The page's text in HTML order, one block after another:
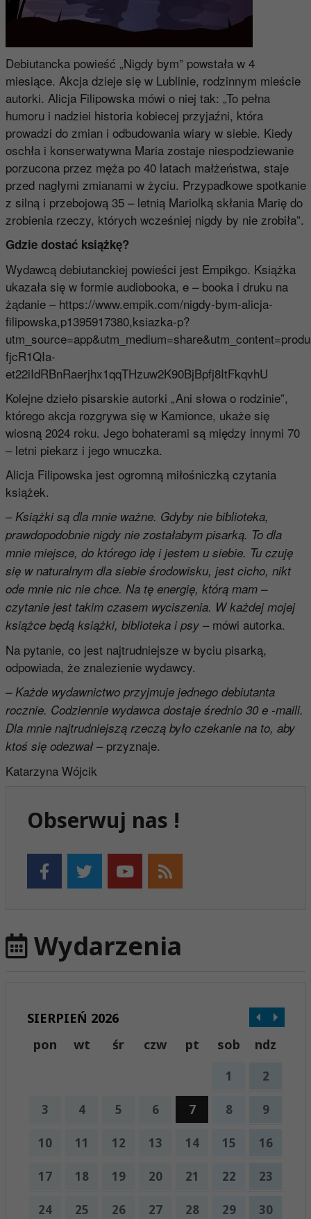
Debiutancka powieść „Nigdy bym” powstała w 4
miesiące. Akcja dzieje się w Lublinie, rodzinnym mieście
autorki. Alicja Filipowska mówi o niej tak: „To pełna
humoru i nadziei historia kobiecej przyjaźni, która
prowadzi do zmian i odbudowania wiary w siebie. Kiedy
oschła i konserwatywna Maria zostaje niespodziewanie
porzucona przez męża po 40 latach małżeństwa, staje
przed nagłymi zmianami w życiu. Przypadkowe spotkanie
z silną i przebojową 35 – letnią Mariolką skłania Marię do
zrobienia rzeczy, których wcześniej nigdy by nie zrobiła”.
Gdzie dostać książkę?
Wydawcą debiutanckiej powieści jest Empikgo. Książka
ukazała się w formie audiobooka, e – booka i druku na
żądanie – https://www.empik.com/nigdy-bym-alicja-
filipowska,p1395917380,ksiazka-p?
fjcR1QIa-
et22iIdRBnRaerjhx1qqTHzuw2K90BjBpfj8ItFkqvhU
Kolejne dzieło pisarskie autorki „Ani słowa o rodzinie”,
którego akcja rozgrywa się w Kamionce, ukaże się
wiosną 2024 roku. Jego bohaterami są między innymi 70
– letni piekarz i jego wnuczka.
Alicja Filipowska jest ogromną miłośniczką czytania
książek.
–Książki są dla mnie ważne. Gdyby nie biblioteka,
prawdopodobnie nigdy nie zostałabym pisarką. To dla
mnie miejsce, do którego idę i jestem u siebie. Tu czuję
się w naturalnym dla siebie środowisku, jest cicho, nikt
ode mnie nic nie chce. Na tę energię, którą mam –
czytanie jest takim czasem wyciszenia. W każdej mojej
książce będą książki, biblioteka i psy– mówi autorka.
Na pytanie, co jest najtrudniejsze w byciu pisarką,
odpowiada, że znalezienie wydawcy.
– Każde wydawnictwo przyjmuje jednego debiutanta
rocznie. Codziennie wydawca dostaje średnio 30 e -maili.
Dla mnie najtrudniejszą rzeczą było czekanie na to, aby
ktoś się odezwał– przyznaje.
Katarzyna Wójcik
Obserwuj nas !
Wydarzenia
SIERPIEŃ 2026
pon
wt śr czw pt sob ndz
1 2
3 4 5 6 7 8 9
10 11 12 13 14 15 16
17 18 19 20 21 22 23
24 25 26 27 28 29 30